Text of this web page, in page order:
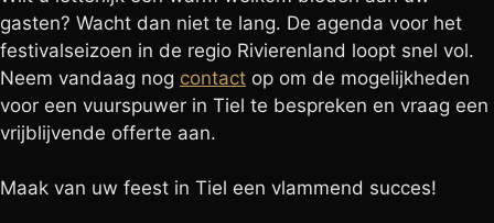
gasten? Wacht dan niet te lang. De agenda voor het
festivalseizoen in de regio Rivierenland loopt snel vol.
Neem vandaag nog contact op om de mogelijkheden
voor een vuurspuwer in Tiel te bespreken en vraag een
vrijblijvende offerte aan.
Maak van uw feest in Tiel een vlammend succes!